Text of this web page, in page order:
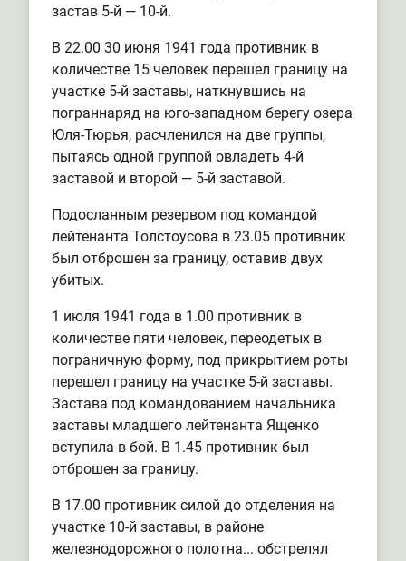
застав 5-й — 10-й.
В 22.00 30 июня 1941 года противник в
количестве 15 человек перешел границу на
участке 5-й заставы, наткнувшись на
пограннаряд на юго-западном берегу озера
Юля-Тюрья, расчленился на две группы,
пытаясь одной группой овладеть 4-й
заставой и второй — 5-й заставой.
Подосланным резервом под командой
лейтенанта Толстоусова в 23.05 противник
был отброшен за границу, оставив двух
убитых.
1 июля 1941 года в 1.00 противник в
количестве пяти человек, переодетых в
пограничную форму, под прикрытием роты
перешел границу на участке 5-й заставы.
Застава под командованием начальника
заставы младшего лейтенанта Ященко
вступила в бой. В 1.45 противник был
отброшен за границу.
В 17.00 противник силой до отделения на
участке 10-й заставы, в районе
железнодорожного полотна... обстрелял